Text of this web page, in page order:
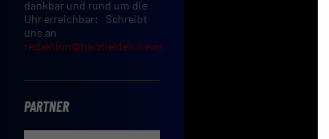
dankbar und rund um die
Uhr erreichbar: Schreibt
uns an
redaktion@harzhelden.news
PARTNER